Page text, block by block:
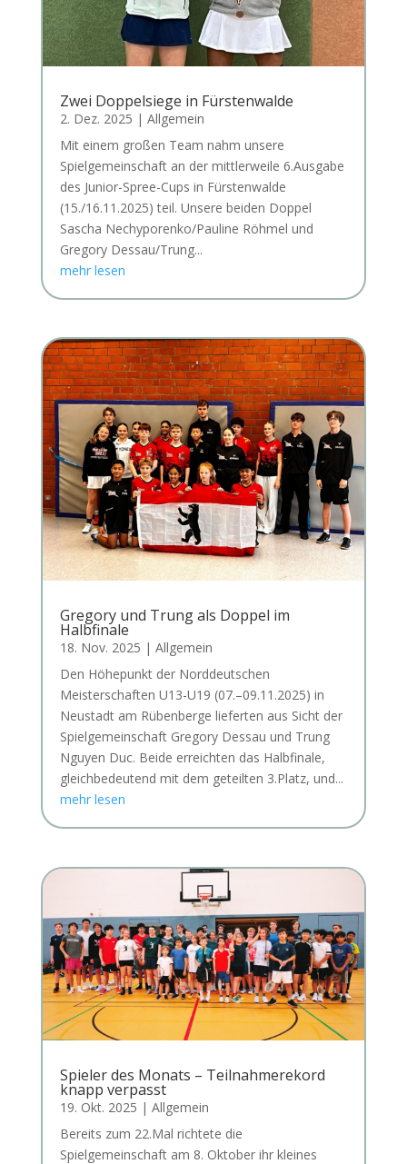
Zwei Doppelsiege in Fürstenwalde
2. Dez. 2025 | Allgemein
Mit einem großen Team nahm unsere
Spielgemeinschaft an der mittlerweile 6.Ausgabe
des Junior-Spree-Cups in Fürstenwalde
(15./16.11.2025) teil. Unsere beiden Doppel
Sascha Nechyporenko/Pauline Röhmel und
Gregory Dessau/Trung...
mehr lesen
Gregory und Trung als Doppel im
Halbfinale
18. Nov. 2025 | Allgemein
Den Höhepunkt der Norddeutschen
Meisterschaften U13-U19 (07.–09.11.2025) in
Neustadt am Rübenberge lieferten aus Sicht der
Spielgemeinschaft Gregory Dessau und Trung
Nguyen Duc. Beide erreichten das Halbfinale,
gleichbedeutend mit dem geteilten 3.Platz, und...
mehr lesen
Spieler des Monats – Teilnahmerekord
knapp verpasst
19. Okt. 2025 | Allgemein
Bereits zum 22.Mal richtete die
Spielgemeinschaft am 8. Oktober ihr kleines